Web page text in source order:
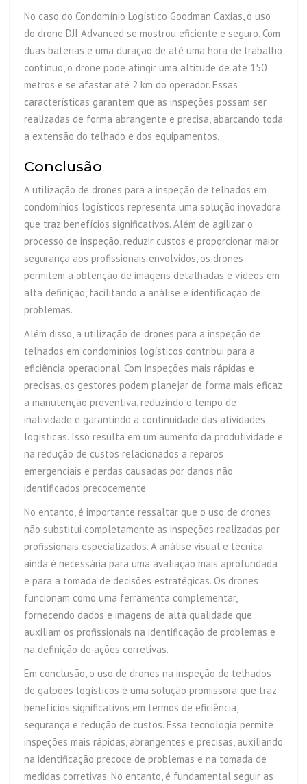
No caso do Condomínio Logístico Goodman Caxias, o uso
do drone DJI Advanced se mostrou eficiente e seguro. Com
duas baterias e uma duração de até uma hora de trabalho
contínuo, o drone pode atingir uma altitude de até 150
metros e se afastar até 2 km do operador. Essas
características garantem que as inspeções possam ser
realizadas de forma abrangente e precisa, abarcando toda
a extensão do telhado e dos equipamentos.
Conclusão
A utilização de drones para a inspeção de telhados em
condomínios logísticos representa uma solução inovadora
que traz benefícios significativos. Além de agilizar o
processo de inspeção, reduzir custos e proporcionar maior
segurança aos profissionais envolvidos, os drones
permitem a obtenção de imagens detalhadas e vídeos em
alta definição, facilitando a análise e identificação de
problemas.
Além disso, a utilização de drones para a inspeção de
telhados em condomínios logísticos contribui para a
eficiência operacional. Com inspeções mais rápidas e
precisas, os gestores podem planejar de forma mais eficaz
a manutenção preventiva, reduzindo o tempo de
inatividade e garantindo a continuidade das atividades
logísticas. Isso resulta em um aumento da produtividade e
na redução de custos relacionados a reparos
emergenciais e perdas causadas por danos não
identificados precocemente.
No entanto, é importante ressaltar que o uso de drones
não substitui completamente as inspeções realizadas por
profissionais especializados. A análise visual e técnica
ainda é necessária para uma avaliação mais aprofundada
e para a tomada de decisões estratégicas. Os drones
funcionam como uma ferramenta complementar,
fornecendo dados e imagens de alta qualidade que
auxiliam os profissionais na identificação de problemas e
na definição de ações corretivas.
Em conclusão, o uso de drones na inspeção de telhados
de galpões logísticos é uma solução promissora que traz
benefícios significativos em termos de eficiência,
segurança e redução de custos. Essa tecnologia permite
inspeções mais rápidas, abrangentes e precisas, auxiliando
na identificação precoce de problemas e na tomada de
medidas corretivas. No entanto, é fundamental seguir as